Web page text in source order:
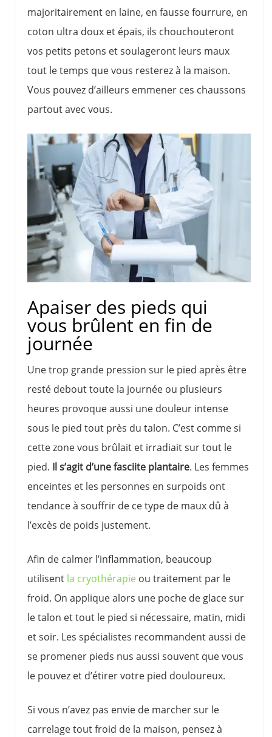
majoritairement en laine, en fausse fourrure, en
coton ultra doux et épais, ils chouchouteront
vos petits petons et soulageront leurs maux
tout le temps que vous resterez à la maison.
Vous pouvez d’ailleurs emmener ces chaussons
partout avec vous.
Apaiser des pieds qui
vous brûlent en fin de
journée
Une trop grande pression sur le pied après être
resté debout toute la journée ou plusieurs
heures provoque aussi une douleur intense
sous le pied tout près du talon. C’est comme si
cette zone vous brûlait et irradiait sur tout le
pied. Il s’agit d’une fasciite plantaire. Les femmes
enceintes et les personnes en surpoids ont
tendance à souffrir de ce type de maux dû à
l’excès de poids justement.
Afin de calmer l’inflammation, beaucoup
utilisent la cryothérapie ou traitement par le
froid. On applique alors une poche de glace sur
le talon et tout le pied si nécessaire, matin, midi
et soir. Les spécialistes recommandent aussi de
se promener pieds nus aussi souvent que vous
le pouvez et d’étirer votre pied douloureux.
Si vous n’avez pas envie de marcher sur le
carrelage tout froid de la maison, pensez à